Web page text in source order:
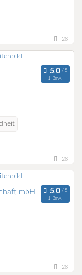
28
1 Bew.
28
mbH
1 Bew.
28